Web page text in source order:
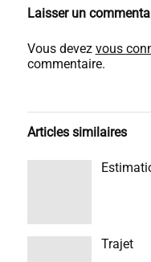
Laisser un
Vous devez vous
commentaire.
Articles similaires
Trajet